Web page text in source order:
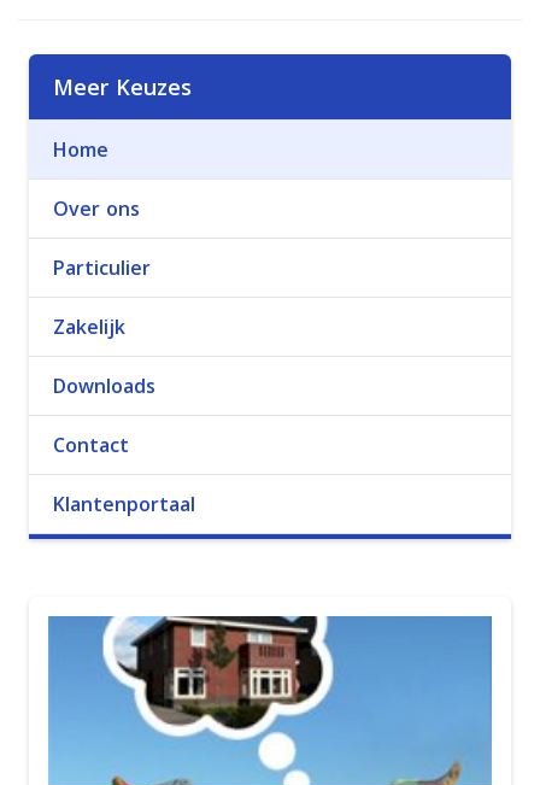
Meer Keuzes
Home
Over ons
Particulier
Zakelijk
Downloads
Contact
Klantenportaal